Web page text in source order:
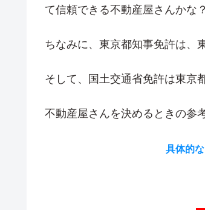
て信頼できる不動産屋さんかな
ちなみに、東京都知事免許は、
そして、国土交通省免許は東京
不動産屋さんを決めるときの参
具体的